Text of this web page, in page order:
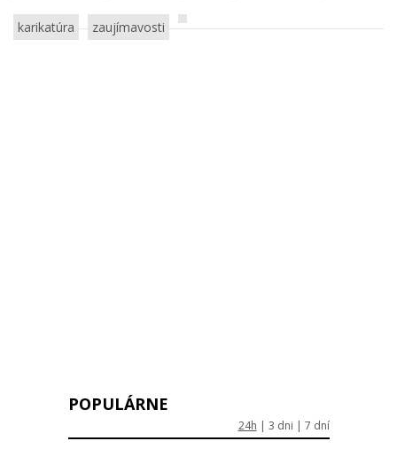
karikatúra zaujímavosti
POPULÁRNE
24h | 3 dni | 7 dní